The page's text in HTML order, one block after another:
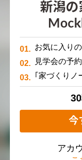
新潟の
お気に入り
見学会の予
｢家づくりノ
今
アカ